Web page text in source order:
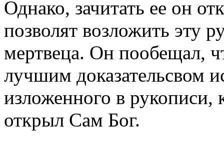
Однако, зачитать ее он
позволят возложить эту
мертвеца. Он пообещал,
лучшим доказательсвом
изложенного в рукописи,
открыл Сам Бог.